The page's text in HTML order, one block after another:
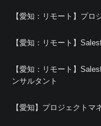
【愛知：リモート】プロ
【愛知：リモート】
【愛知：リモート】
ンサルタント
【愛知】プロジェクトマ